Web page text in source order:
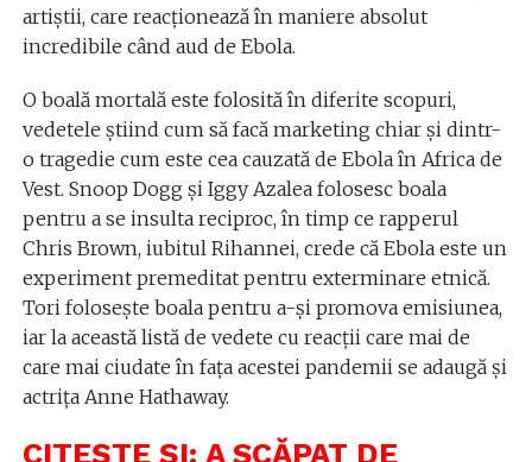
artiștii, care reacționează în maniere absolut
incredibile când aud de Ebola.
O boală mortală este folosită în diferite scopuri,
vedetele știind cum să facă marketing chiar și dintr-
o tragedie cum este cea cauzată de Ebola în Africa de
Vest. Snoop Dogg și Iggy Azalea folosesc boala
pentru a se insulta reciproc, în timp ce rapperul
Chris Brown, iubitul Rihannei, crede că Ebola este un
experiment premeditat pentru exterminare etnică.
Tori folosește boala pentru a-și promova emisiunea,
iar la această listă de vedete cu reacții care mai de
care mai ciudate în fața acestei pandemii se adaugă și
actrița Anne Hathaway.
CITEȘTE ȘI: A SCĂPAT DE